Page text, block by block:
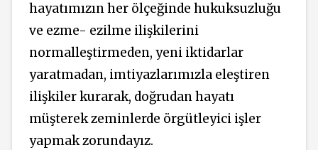
hayatımızın her ölçeğinde hukuksuzluğu
ve ezme- ezilme ilişkilerini
normalleştirmeden, yeni iktidarlar
yaratmadan, imtiyazlarımızla eleştiren
ilişkiler kurarak, doğrudan hayatı
müşterek zeminlerde örgütleyici işler
yapmak zorundayız.